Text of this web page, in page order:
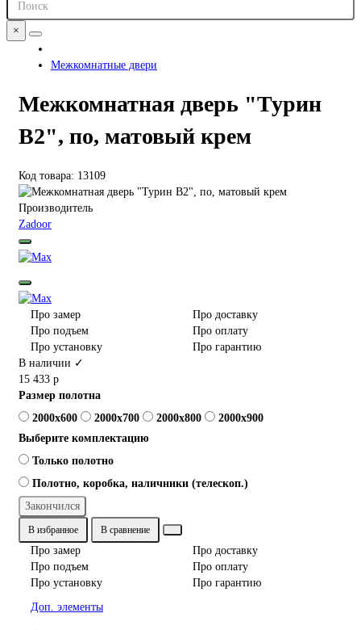
×
Межкомнатные двери
Межкомнатная дверь "Турин
В2", по, матовый крем
Код товара: 13109
Производитель
Zadoor
Про замер
Про доставку
Про подъем
Про оплату
Про установку
Про гарантию
В наличии ✓
15 433 р
Размер полотна
2000x600
2000x700 2000x800
2000x900
Выберите комплектацию
Только полотно
Полотно, коробка, наличники (телескоп.)
Закончился
В избранное В сравнение
Про замер
Про доставку
Про подъем
Про оплату
Про установку
Про гарантию
Доп. элементы